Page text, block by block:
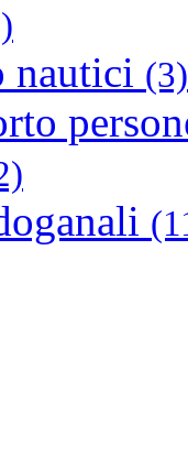
nautici (3)